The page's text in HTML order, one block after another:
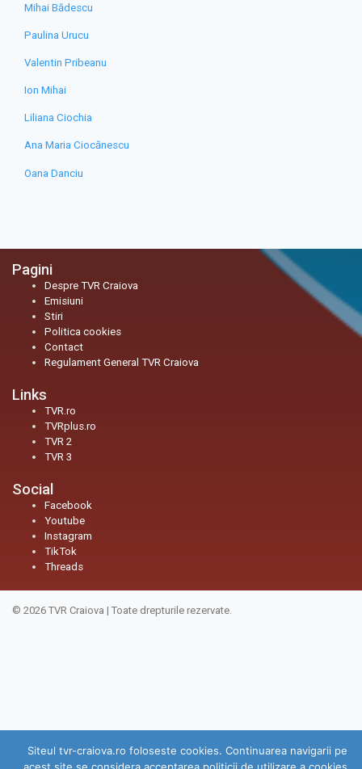
Mihai Bădescu
Paulina Urucu
Valentin Pribeanu
Ion Mihai
Liliana Ciochia
Ana Maria Ciocănescu
Oana Danciu
Pagini
Despre TVR Craiova
Emisiuni
Stiri
Politica cookies
Contact
Regulament General TVR Craiova
Links
TVR.ro
TVRplus.ro
TVR 2
TVR 3
Social
Facebook
Youtube
Instagram
TikTok
Threads
© 2026 TVR Craiova | Toate drepturile rezervate.
Siteul tvr-craiova.ro foloseste cookies. Continuarea navigarii pe